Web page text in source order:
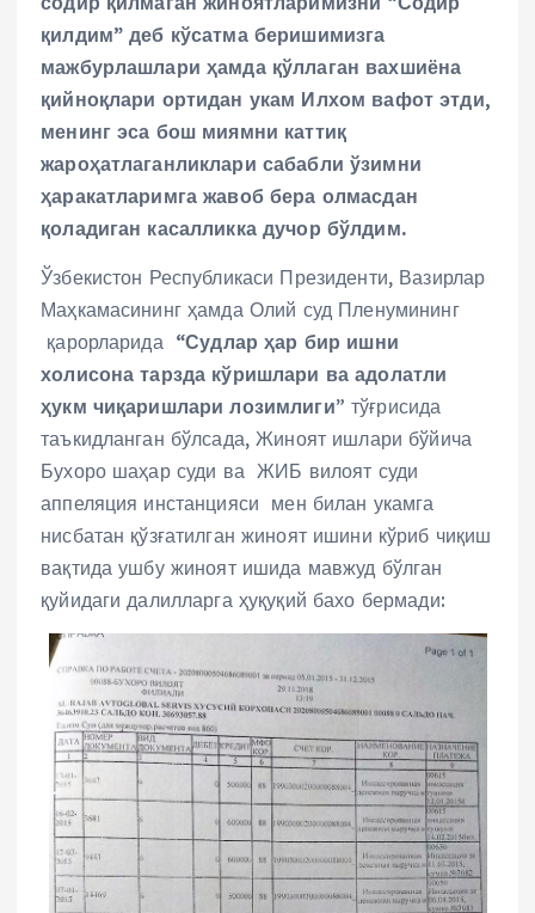
қилдим” деб кўсатма беришимизга
мажбурлашлари ҳамда қўллаган вахшиёна
қийноқлари ортидан укам Илхом вафот этди,
менинг эса бош миямни каттиқ
жароҳатлаганликлари сабабли ўзимни
ҳаракатларимга жавоб бера олмасдан
қоладиган касалликка дучор бўлдим.
Ўзбекистон Республикаси Президенти, Вазирлар
Маҳкамасининг ҳамда Олий суд Пленумининг
қарорларида “Судлар ҳар бир ишни
холисона тарзда кўришлари ва адолатли
ҳукм чиқаришлари лозимлиги” тўғрисида
таъкидланган бўлсада, Жиноят ишлари бўйича
Бухоро шаҳар суди ва ЖИБ вилоят суди
аппеляция инстанцияси мен билан укамга
нисбатан қўзғатилган жиноят ишини кўриб чиқиш
вақтида ушбу жиноят ишида мавжуд бўлган
қуйидаги далилларга ҳуқуқий бахо бермади: